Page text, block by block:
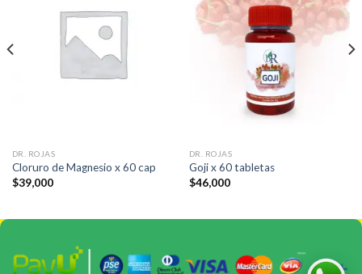
DR. ROJAS
Cloruro de Magnesio x 60 cap
$39,000
DR. ROJAS
Goji x 60 tabletas
$46,000